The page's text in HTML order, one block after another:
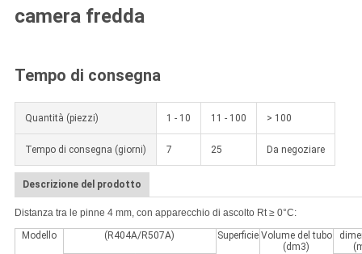
camera fredda
Tempo di consegna
Quantità (piezzi) 1 - 10 11 - 100 > 100
Tempo di consegna (giorni) 7 25 Da negoziare
Descrizione del prodotto
Distanza tra le pinne 4 mm, con apparecchio di ascolto Rt ≥ 0°C:
Modello
(R404A/R507A) Superficie Volume del tubo
(dm3)